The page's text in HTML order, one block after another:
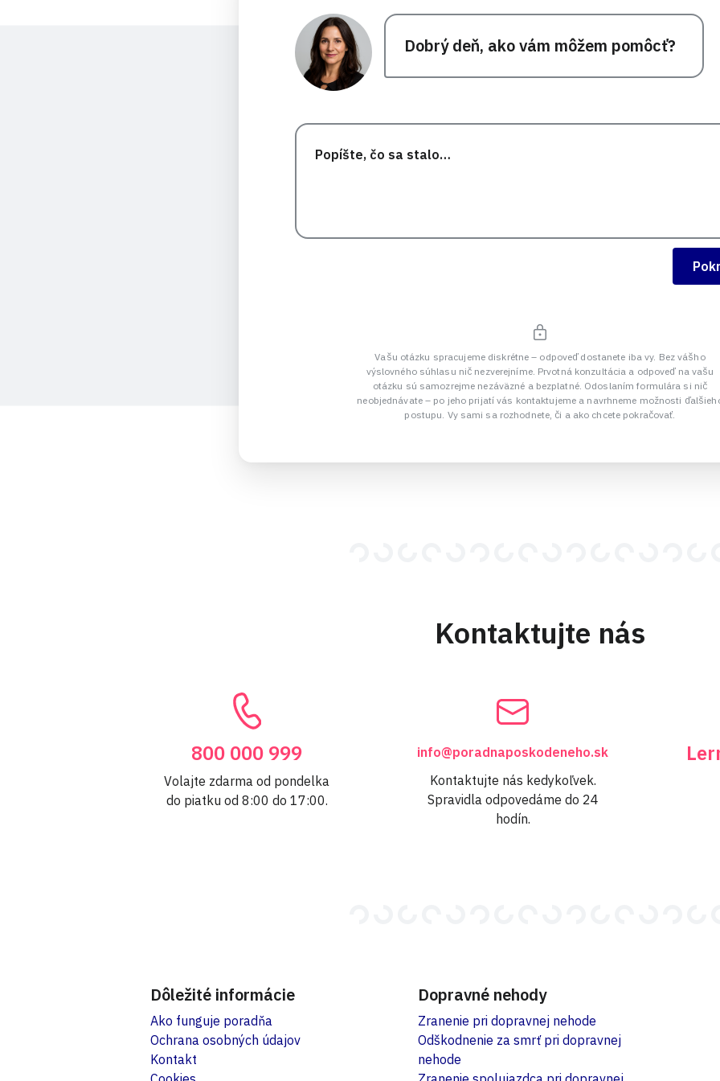
Dobrý deň, ako vám môžem pomôcť?
Vašu otázku spracujeme diskrétne – odpoveď dostanete iba vy. Bez vášho
výslovného súhlasu nič nezverejníme. Prvotná konzultácia a odpoveď na vašu
otázku sú samozrejme nezáväzné a bezplatné. Odoslaním formulára si nič
neobjednávate – po jeho prijatí vás kontaktujeme a navrhneme možnosti
postupu. Vy sami sa rozhodnete, či a ako chcete pokračovať.
Kontaktujte nás
800 000 999
Volajte zdarma od pondelka
do piatku od 8:00 do 17:00.
info@poradnaposkodeneho.sk
Kontaktujte nás kedykoľvek.
Spravidla odpovedáme do 24
hodín.
Dôležité informácie
Ako funguje poradňa
Ochrana osobných údajov
Kontakt
Dopravné nehody
Zranenie pri dopravnej nehode
Odškodnenie za smrť pri dopravnej
nehode